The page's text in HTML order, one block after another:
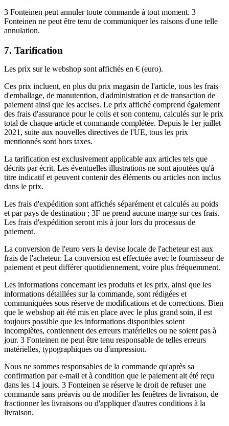
3 Fonteinen peut annuler toute commande à tout moment. 3
Fonteinen ne peut être tenu de communiquer les raisons d'une telle
annulation.
7. Tarification
Les prix sur le webshop sont affichés en € (euro).
Ces prix incluent, en plus du prix magasin de l'article, tous les frais
d'emballage, de manutention, d'administration et de transaction de
paiement ainsi que les accises. Le prix affiché comprend également
des frais d'assurance pour le colis et son contenu, calculés sur le prix
total de chaque article et commande complétée. Depuis le 1er juillet
2021, suite aux nouvelles directives de l'UE, tous les prix
mentionnés sont hors taxes.
La tarification est exclusivement applicable aux articles tels que
décrits par écrit. Les éventuelles illustrations ne sont ajoutées qu'à
titre indicatif et peuvent contenir des éléments ou articles non inclus
dans le prix.
Les frais d'expédition sont affichés séparément et calculés au poids
et par pays de destination ; 3F ne prend aucune marge sur ces frais.
Les frais d'expédition seront mis à jour lors du processus de
paiement.
La conversion de l'euro vers la devise locale de l'acheteur est aux
frais de l'acheteur. La conversion est effectuée avec le fournisseur de
paiement et peut différer quotidiennement, voire plus fréquemment.
Les informations concernant les produits et les prix, ainsi que les
informations détaillées sur la commande, sont rédigées et
communiquées sous réserve de modifications et de corrections. Bien
que le webshop ait été mis en place avec le plus grand soin, il est
toujours possible que les informations disponibles soient
incomplètes, contiennent des erreurs matérielles ou ne soient pas à
jour. 3 Fonteinen ne peut être tenu responsable de telles erreurs
matérielles, typographiques ou d'impression.
Nous ne sommes responsables de la commande qu'après sa
confirmation par e-mail et à condition que le paiement ait été reçu
dans les 14 jours. 3 Fonteinen se réserve le droit de refuser une
commande sans préavis ou de modifier les fenêtres de livraison, de
fractionner les livraisons ou d'appliquer d'autres conditions à la
livraison.